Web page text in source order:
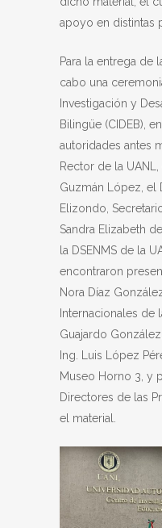
apoyo en distintas
Para la entrega de
cabo una
Investigación y
Bilingüe (CIDEB),
autoridades antes
Rector de la
Guzmán López, el
Elizondo,
Sandra Elizabeth
la DSENMS de la
encontraron
Nora Díaz
Internacionales de
Guajardo
Ing. Luis López
Museo Horno 3, y
Directores de las
el material.